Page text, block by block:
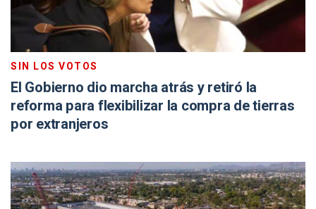
SIN LOS VOTOS
El Gobierno dio marcha atrás y retiró la
reforma para flexibilizar la compra de tierras
por extranjeros